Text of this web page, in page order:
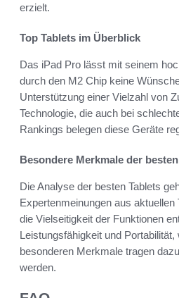
erzielt.
Top Tablets im Überblick
Das iPad Pro lässt mit seinem
durch den M2 Chip keine
Unterstützung einer Vielzahl von
Technologie, die auch bei
Rankings belegen diese Geräte
Besondere Merkmale der
Die Analyse der besten Tablets
Expertenmeinungen aus
die Vielseitigkeit der Funktionen
Leistungsfähigkeit und
besonderen Merkmale tragen
werden.